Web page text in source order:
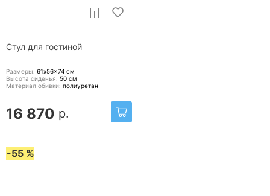
Стул для гостиной
Размеры: 61x56x74 см
Высота сиденья: 50 см
Материал обивки: полиуретан
16 870 р.
-55 %